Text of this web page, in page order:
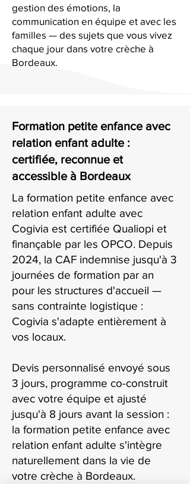
gestion des émotions, la
communication en équipe et avec les
familles — des sujets que vous vivez
chaque jour dans votre crèche à
Bordeaux.
Formation petite enfance avec
relation enfant adulte :
certifiée, reconnue et
accessible à Bordeaux
La formation petite enfance avec
relation enfant adulte avec
Cogivia est certifiée Qualiopi et
finançable par les OPCO. Depuis
2024, la CAF indemnise jusqu'à 3
journées de formation par an
pour les structures d'accueil —
sans contrainte logistique :
Cogivia s'adapte entièrement à
vos locaux.
Devis personnalisé envoyé sous
3 jours, programme co-construit
avec votre équipe et ajusté
jusqu'à 8 jours avant la session :
la formation petite enfance avec
relation enfant adulte s'intègre
naturellement dans la vie de
votre crèche à Bordeaux.